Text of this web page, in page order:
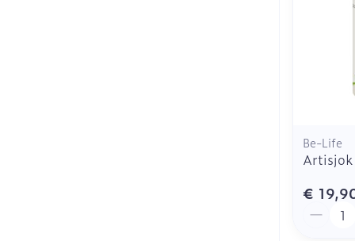
Be-Life
Artisjok
€
Aantal